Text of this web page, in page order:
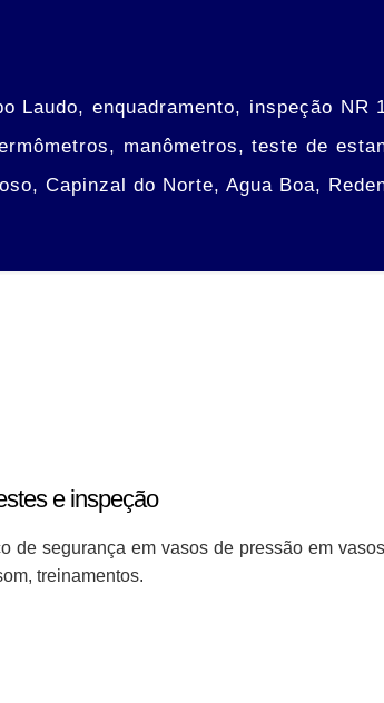
Laudo, enquadramento, inspeção
manômetros, teste de
Capinzal do Norte, Agua Boa,
e inspeção
de segurança em vasos de pressão em
treinamentos.